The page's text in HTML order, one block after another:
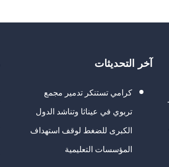
آخر التحديثات
كرامي تستنكر تدمير مجمع
تربوي في عيناثا وتناشد الدول
الكبرى للضغط لوقف استهداف
المؤسسات التعليمية